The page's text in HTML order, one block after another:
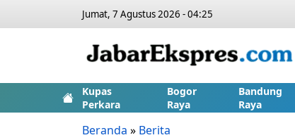
Jumat, 7 Agustus 2026 - 04:25
Kupas
Perkara
Bogor
Raya
Bandung
Raya
Beranda » Berita